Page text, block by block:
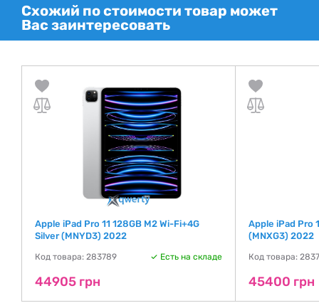
Схожий по стоимости товар может
Вас заинтересовать
Apple iPad Pro 11 128GB M2 Wi-Fi+4G
Silver (MNYD3) 2022
Код товара: 283789 Есть на складе
44905 грн
Apple iPad Pro
(MNXG3) 2022
Код товара:
45400 грн